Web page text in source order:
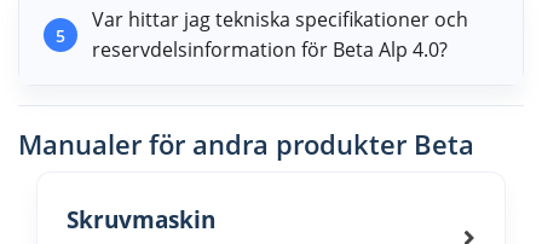
5
Var hittar jag tekniska specifikationer och
reservdelsinformation för Beta Alp 4.0?
Manualer för andra produkter Beta
Skruvmaskin